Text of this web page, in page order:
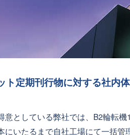
ト定期刊行物に対する社内
としている弊社では、B2輪転
にいたるまで自社工場にて一括